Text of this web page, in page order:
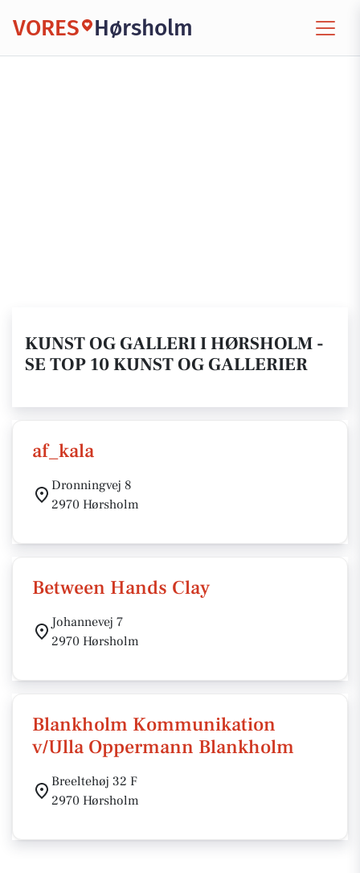
VORES Hørsholm
KUNST OG GALLERI I HØRSHOLM -
SE TOP 10 KUNST OG GALLERIER
af_kala
Dronningvej 8
2970 Hørsholm
Between Hands Clay
Johannevej 7
2970 Hørsholm
Blankholm Kommunikation
v/Ulla Oppermann Blankholm
Breeltehøj 32 F
2970 Hørsholm